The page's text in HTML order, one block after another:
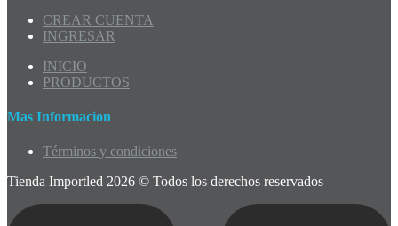
CREAR CUENTA
INGRESAR
INICIO
PRODUCTOS
Mas Informacion
Términos y condiciones
Tienda Importled 2026 © Todos los derechos reservados